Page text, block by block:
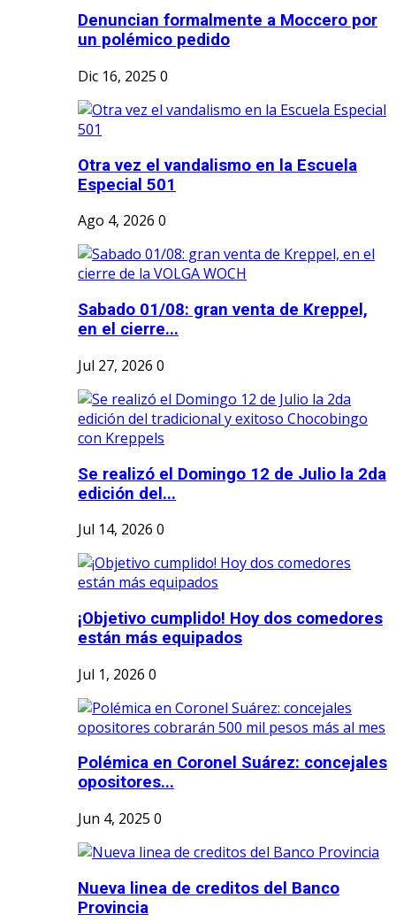
Denuncian formalmente a Moccero por
un polémico pedido
Dic 16, 2025 0
Otra vez el vandalismo en la Escuela
Especial 501
Ago 4, 2026 0
Sabado 01/08: gran venta de Kreppel,
en el cierre...
Jul 27, 2026 0
Se realizó el Domingo 12 de Julio la 2da
edición del...
Jul 14, 2026 0
¡Objetivo cumplido! Hoy dos comedores
están más equipados
Jul 1, 2026 0
Polémica en Coronel Suárez: concejales
opositores...
Jun 4, 2025 0
Nueva linea de creditos del Banco
Provincia